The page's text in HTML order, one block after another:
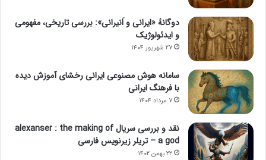
دوگانهٔ «ایرانی و اَنیرانی»: بررسی تاریخی، مفهومی
و ایدئولوژیک
۲۷ شهریور ۱۴۰۴
سامانه هوش مصنوعی ایرانی رخشای آموزش دیده
با فرهنگ ایرانی
۷ مرداد ۱۴۰۴
نقد و بررسی سریال alexanser : the making of
a god – تریلر زیرنویس فارسی
۲۲ بهمن ۱۴۰۲